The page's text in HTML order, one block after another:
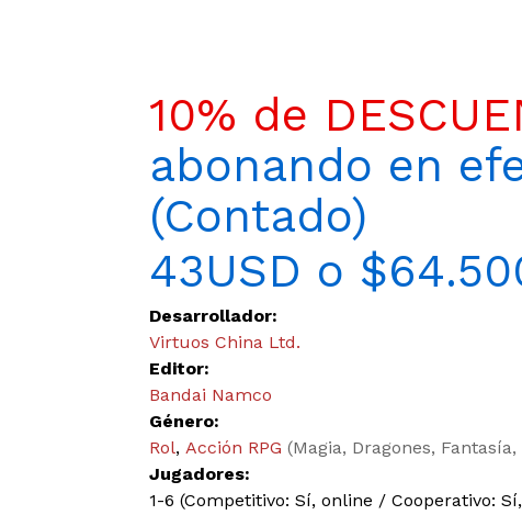
10% de
abonando en
(Contado)
43USD o
Desarrollador:
Virtuos China Ltd.
Editor:
Bandai Namco
Género:
Rol, Acción RPG (Magia, Dragones,
Jugadores:
1-6 (Competitivo: Sí, online / Cooperativo: